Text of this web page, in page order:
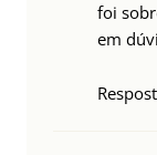
foi
em